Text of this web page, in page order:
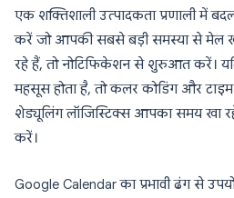
एक शक्तिशाली उत्पादकता प्रणाली में
करें जो आपकी सबसे बड़ी समस्या से मेल
रहे हैं, तो नोटिफिकेशन से शुरुआत करें।
महसूस होता है, तो कलर कोडिंग और
शेड्यूलिंग लॉजिस्टिक्स आपका समय खा
करें।
Google Calendar का प्रभावी ढंग से